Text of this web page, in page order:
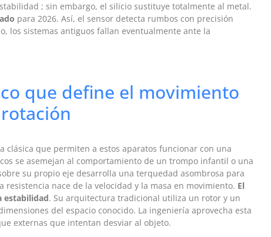
; sin embargo, el silicio sustituye totalmente al metal.
para 2026. Así, el sensor detecta rumbos con precisión
los sistemas antiguos fallan eventualmente ante la
que define el movimiento
clásica que permiten a estos aparatos funcionar con una
se asemejan al comportamiento de un trompo infantil o una
su propio eje desarrolla una terquedad asombrosa para
nace de la velocidad y la masa en movimiento. El
estabilidad. Su arquitectura tradicional utiliza un rotor y un
del espacio conocido. La ingeniería aprovecha esta
externas que intentan desviar al objeto.